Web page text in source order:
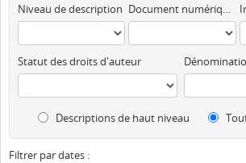
Niveau de description Document numérique disponible
Statut des droits d'auteur
Descriptions de haut niveau
Filtrer par dates :